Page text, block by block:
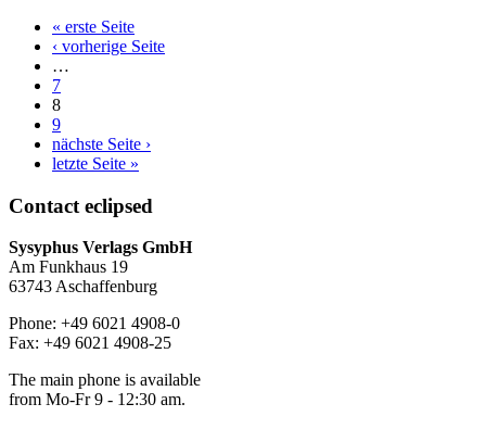
« erste Seite
‹ vorherige Seite
…
7
8
9
nächste Seite ›
letzte Seite »
Contact eclipsed
Sysyphus Verlags GmbH
Am Funkhaus 19
63743 Aschaffenburg
Phone: +49 6021 4908-0
Fax: +49 6021 4908-25
The main phone is available
from Mo-Fr 9 - 12:30 am.